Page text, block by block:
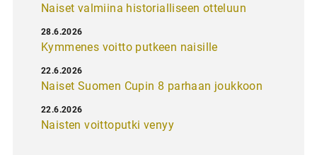
Naiset valmiina historialliseen otteluun
Kymmenes voitto putkeen naisille
28.6.2026
Naiset Suomen Cupin 8 parhaan joukkoon
22.6.2026
Naisten voittoputki venyy
22.6.2026